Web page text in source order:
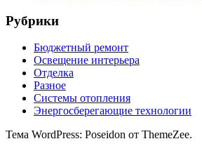
Рубрики
Бюджетный ремонт
Освещение интерьера
Отделка
Разное
Системы отопления
Энергосберегающие технологии
Тема WordPress: Poseidon от ThemeZee.